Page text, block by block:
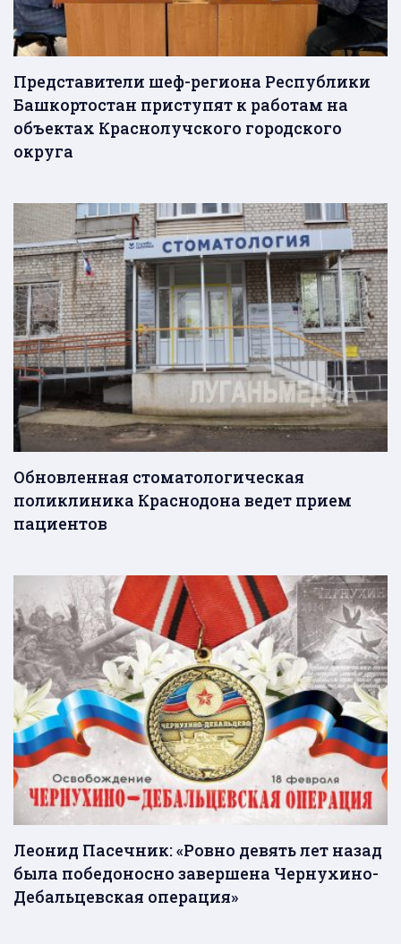
Представители шеф-региона Республики
Башкортостан приступят к работам на
объектах Краснолучского городского
округа
Обновленная стоматологическая
поликлиника Краснодона ведет прием
пациентов
Леонид Пасечник: «Ровно девять лет назад
была победоносно завершена Чернухино-
Дебальцевская операция»